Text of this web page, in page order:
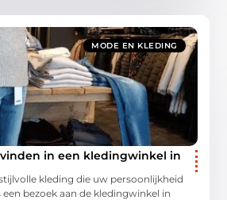
MODE EN KLEDING
in een kledingwinkel in
kleding die uw persoonlijkheid
bezoek aan de kledingwinkel in